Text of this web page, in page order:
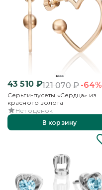
43 510₽121 070₽-64%
Серьги-пусеты «Сердца» из
красного золота
Нет оценок
В корзину